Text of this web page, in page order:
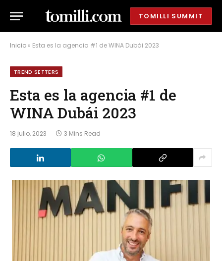
TOMILLI SUMMIT
Inicio » Esta es la agencia #1 de WINA Dubái 2023
TREND SETTERS
Esta es la agencia #1 de
WINA Dubái 2023
18 julio, 2023 3 Mins Read